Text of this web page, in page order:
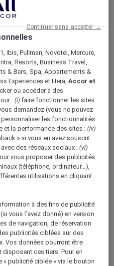
ci-dessous
Ibis, Pullman, Novotel, Mercure,
Resorts, Business Travel,
& Bars, Spa, Appartements &
Experiences et Hera,Accor et
ou accéder à des
:(i) faire fonctionner les sites
demandez (vous ne pouvez
personnaliser les fonctionnalités
et la performance des sites ;(iv)
» si vous en avez souscrit
des réseaux sociaux ;(vi)
vous proposer des publicités
(téléphone, ordinateur…),
utilisations en cliquant
à des fins de publicité
vous l’avez donné) en version
de navigation, de réservation
publicités ciblées sur des
Vos données pourront être
ces tiers. Pour en
publicité ciblée » via le bouton
Continuer sans accepter →